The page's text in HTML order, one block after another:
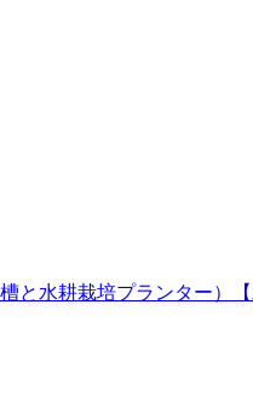
と水耕栽培プランター）